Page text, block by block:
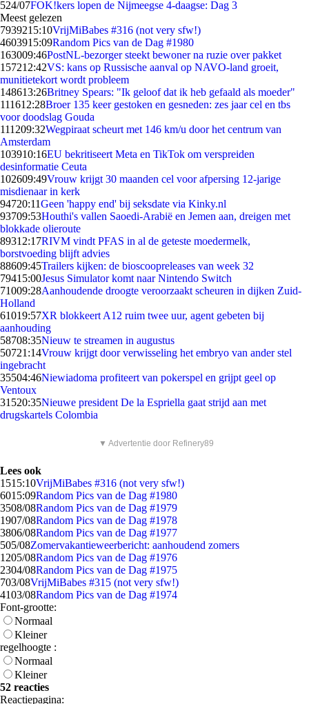
524/07FOK!kers lopen de Nijmeegse 4-daagse: Dag 3
Meest gelezen
7939215:10VrijMiBabes #316 (not very sfw!)
4603915:09Random Pics van de Dag #1980
163009:46PostNL-bezorger steekt bewoner na ruzie over pakket
157212:42VS: kans op Russische aanval op NAVO-land groeit,
munitietekort wordt probleem
148613:26Britney Spears: "Ik geloof dat ik heb gefaald als moeder"
111612:28Broer 135 keer gestoken en gesneden: zes jaar cel en tbs
voor doodslag Gouda
111209:32Wegpiraat scheurt met 146 km/u door het centrum van
Amsterdam
103910:16EU bekritiseert Meta en TikTok om verspreiden
desinformatie Ceuta
102609:49Vrouw krijgt 30 maanden cel voor afpersing 12-jarige
misdienaar in kerk
94720:11Geen 'happy end' bij seksdate via Kinky.nl
93709:53Houthi's vallen Saoedi-Arabië en Jemen aan, dreigen met
blokkade olieroute
89312:17RIVM vindt PFAS in al de geteste moedermelk,
borstvoeding blijft advies
88609:45Trailers kijken: de bioscoopreleases van week 32
79415:00Jesus Simulator komt naar Nintendo Switch
71009:28Aanhoudende droogte veroorzaakt scheuren in dijken Zuid-
Holland
61019:57XR blokkeert A12 ruim twee uur, agent gebeten bij
aanhouding
58708:35Nieuw te streamen in augustus
50721:14Vrouw krijgt door verwisseling het embryo van ander stel
ingebracht
35504:46Niewiadoma profiteert van pokerspel en grijpt geel op
Ventoux
31520:35Nieuwe president De la Espriella gaat strijd aan met
drugskartels Colombia
▼ Advertentie door Refinery89
Lees ook
1515:10VrijMiBabes #316 (not very sfw!)
6015:09Random Pics van de Dag #1980
3508/08Random Pics van de Dag #1979
1907/08Random Pics van de Dag #1978
3806/08Random Pics van de Dag #1977
505/08Zomervakantieweerbericht: aanhoudend zomers
1205/08Random Pics van de Dag #1976
2304/08Random Pics van de Dag #1975
703/08VrijMiBabes #315 (not very sfw!)
4103/08Random Pics van de Dag #1974
Font-grootte:
Normaal
Kleiner
regelhoogte :
Normaal
Kleiner
52 reacties
Reactiepagina: